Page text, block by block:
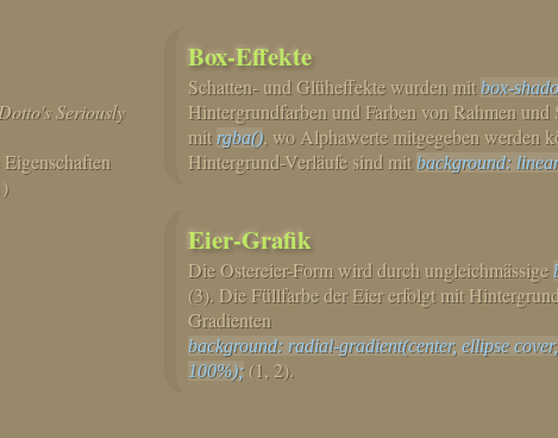
Seriously
Box-Effekte
Schatten- und Glüheffekte wurden mitbox-
Hintergrundfarben und Farben von Rahmen und
mit rgba(), wo Alphawerte mitgegeben werden
Hintergrund-Verläufe sind mitbackground:
Eier-Grafik
Die Ostereier-Form wird durch ungleichmässige
(3). Die Füllfarbe der Eier erfolgt mit
Gradienten
background: radial-gradient(center, ellipse
100%); (1, 2).